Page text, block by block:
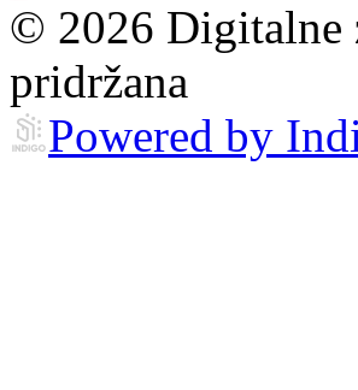
© 2026 Digitalne
pridržana
Powered by